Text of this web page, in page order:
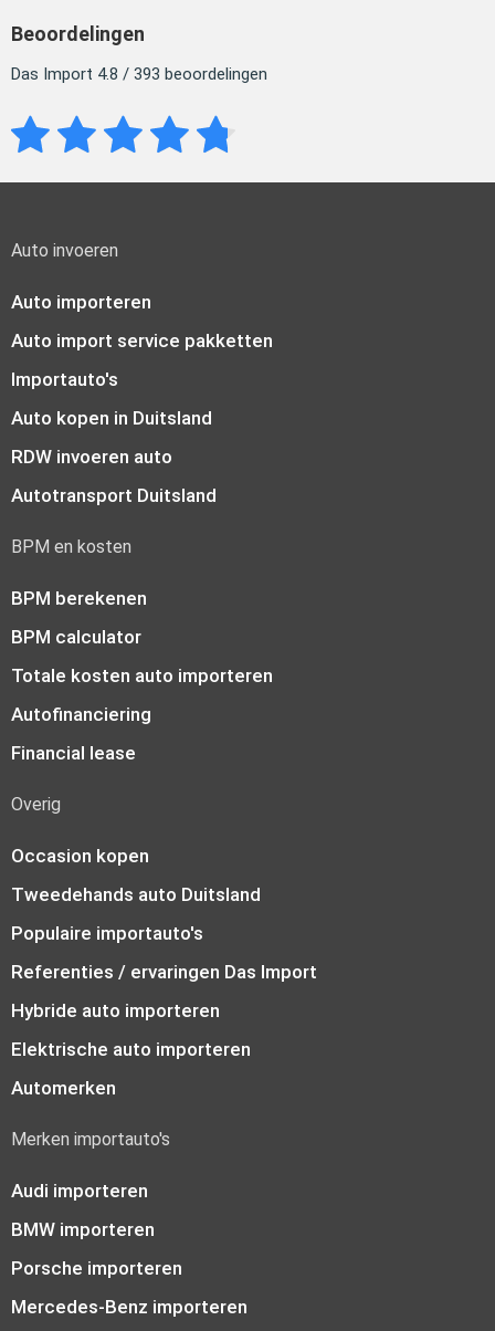
Beoordelingen
Das Import 4.8 / 393 beoordelingen
Auto invoeren
Auto importeren
Auto import service pakketten
Importauto's
Auto kopen in Duitsland
RDW invoeren auto
Autotransport Duitsland
BPM en kosten
BPM berekenen
BPM calculator
Totale kosten auto importeren
Autofinanciering
Financial lease
Overig
Occasion kopen
Tweedehands auto Duitsland
Populaire importauto's
Referenties / ervaringen Das Import
Hybride auto importeren
Elektrische auto importeren
Automerken
Merken importauto's
Audi importeren
BMW importeren
Porsche importeren
Mercedes-Benz importeren